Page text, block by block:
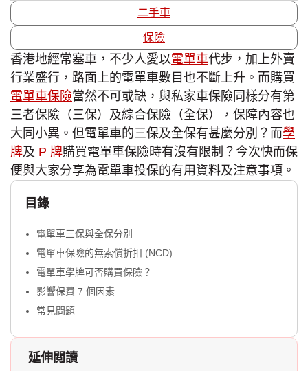
二手車
保險
香港地經常塞車，不少人愛以電單車代步，加上外賣
行業盛行，路面上的電單車數目也不斷上升。而購買
電單車保險當然不可或缺，與私家車保險同樣分有第
三者保險（三保）及綜合保險（全保），保障內容也
大同小異。但電單車的三保及全保有甚麼分別？而學
牌及 P 牌購買電單車保險時有沒有限制？今次快而保
便與大家分享為電單車投保的有用資料及注意事項。
目錄
電單車三保與全保分別
電單車保險的無索償折扣 (NCD)
電單車學牌可否購買保險？
影響保費 7 個因素
常見問題
延伸閲讀